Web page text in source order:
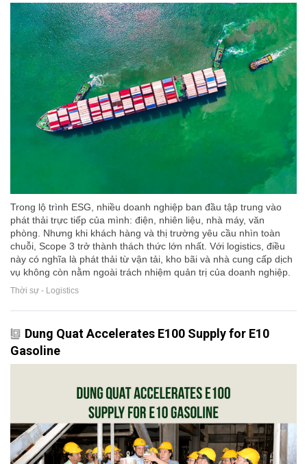
Trong lộ trình ESG, nhiều doanh nghiệp ban đầu tập trung vào
phát thải trực tiếp của mình: điện, nhiên liệu, nhà máy, văn
phòng. Nhưng khi khách hàng và thị trường yêu cầu nhìn toàn
chuỗi, Scope 3 trở thành thách thức lớn nhất. Với logistics, điều
này có nghĩa là phát thải từ vận tải, kho bãi và nhà cung cấp dịch
vụ không còn nằm ngoài trách nhiệm quản trị của doanh nghiệp.
Thời sự - Logistics
Dung Quat Accelerates E100 Supply for E10
Gasoline